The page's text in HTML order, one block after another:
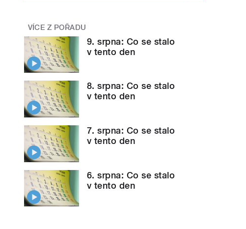
VÍCE Z POŘADU
9. srpna: Co se stalo
v tento den
8. srpna: Co se stalo
v tento den
7. srpna: Co se stalo
v tento den
6. srpna: Co se stalo
v tento den